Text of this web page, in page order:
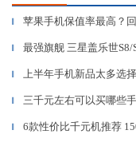
▎ 苹果手机保值率最高？
▎ 最强旗舰 三星盖乐世S8/
▎ 上半年手机新品太多选
▎ 三千元左右可以买哪些
▎ 6款性价比千元机推荐